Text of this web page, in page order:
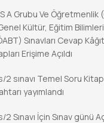
A Grubu Ve Öğretmenlik
Kültür, Eğitim
Sınavları Cevap
Erişime Açıldı
sınavı Temel Soru
yayımlandı
Sınavı İçin Sınav günü